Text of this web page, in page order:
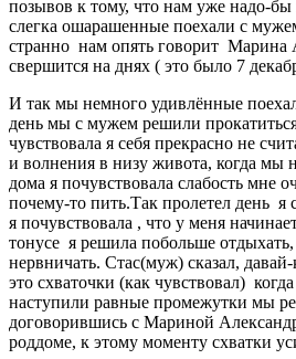
позывов к тому, что нам уже надо-бы
слегка ошарашенные поехали с
странно нам опять говорит Марина
свершится на днях ( это было 7
И так мы немного удивлённые
день мы с мужем решили
чувствовала я себя прекрасно не
и волнения в низу живота, когда мы
дома я почувствовала слабость мне
почему-то пить.Так пролетел день я
я почувствовала , что у меня
тонусе я решила побольше отдыхать,
нервничать. Стас(муж) сказал,
это схваточки (как чувствовал)
наступили равные промежутки мы
договорившись с Мариной
роддоме, к этому моменту схватки